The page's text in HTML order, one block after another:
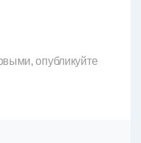
опубликуйте